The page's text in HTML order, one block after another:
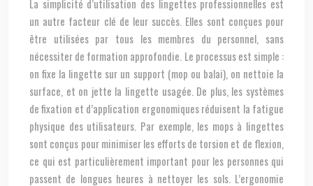
La simplicité d’utilisation des lingettes professionnelles est
un autre facteur clé de leur succès. Elles sont conçues pour
être utilisées par tous les membres du personnel, sans
nécessiter de formation approfondie. Le processus est simple :
on fixe la lingette sur un support (mop ou balai), on nettoie la
surface, et on jette la lingette usagée. De plus, les systèmes
de fixation et d’application ergonomiques réduisent la fatigue
physique des utilisateurs. Par exemple, les mops à lingettes
sont conçus pour minimiser les efforts de torsion et de flexion,
ce qui est particulièrement important pour les personnes qui
passent de longues heures à nettoyer les sols. L’ergonomie